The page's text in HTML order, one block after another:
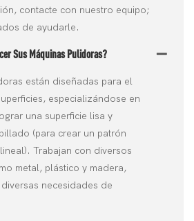
contacte con nuestro equipo;
de ayudarle.
Sus Máquinas Pulidoras?
están diseñadas para el
especializándose en
una superficie lisa y
(para crear un patrón
Trabajan con diversos
metal, plástico y madera,
necesidades de